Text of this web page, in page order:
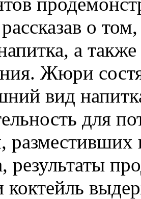
о
а
Жюри
вид
для
результаты
коктейль